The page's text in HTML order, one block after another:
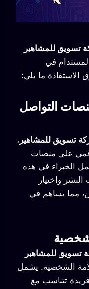
تسويق للمشاهير
في
الاستفادة ما يلي:
التواصل
تسويق للمشاهير ،
على منصات
الخبراء في هذه
واختيار
مما يساهم في
تسويق للمشاهير
الشخصية. يشمل
تتناسب مع